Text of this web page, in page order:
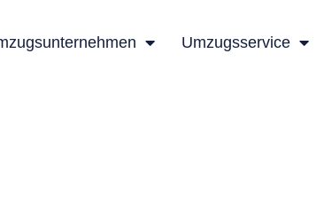
Umzugsservice